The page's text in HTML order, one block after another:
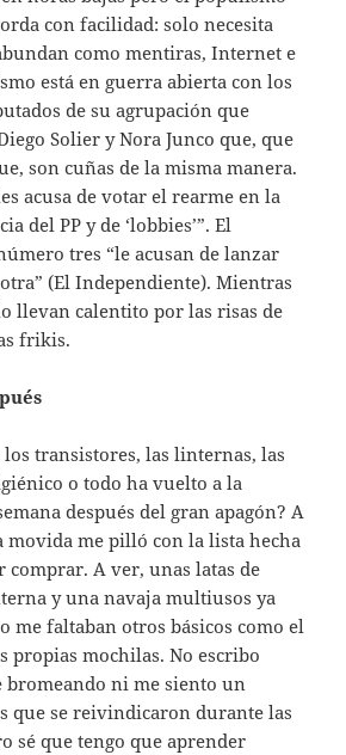
con facilidad: solo necesita
como mentiras, Internet e
está en guerra abierta con los
de su agrupación que
Solier y Nora Junco que, que
son cuñas de la misma manera.
acusa de votar el rearme en la
del PP y de ‘lobbies’”. El
tres “le acusan de lanzar
(El Independiente). Mientras
llevan calentito por las risas de
frikis.
los transistores, las linternas, las
o todo ha vuelto a la
después del gran apagón? A
movida me pilló con la lista hecha
comprar. A ver, unas latas de
y una navaja multiusos ya
me faltaban otros básicos como el
propias mochilas. No escribo
bromeando ni me siento un
que se reivindicaron durante las
sé que tengo que aprender